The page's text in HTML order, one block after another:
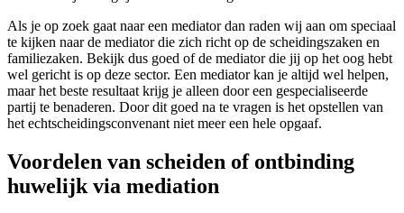
Als je op zoek gaat naar een mediator dan raden wij aan om speciaal
te kijken naar de mediator die zich richt op de scheidingszaken en
familiezaken. Bekijk dus goed of de mediator die jij op het oog hebt
wel gericht is op deze sector. Een mediator kan je altijd wel helpen,
maar het beste resultaat krijg je alleen door een gespecialiseerde
partij te benaderen. Door dit goed na te vragen is het opstellen van
het echtscheidingsconvenant niet meer een hele opgaaf.
Voordelen van scheiden of ontbinding
huwelijk via mediation